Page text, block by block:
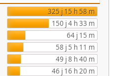
325 j 15 h 58 m
150 j 4 h 33 m
64 j 15 m
58 j 5 h 11 m
49 j 8 h 40 m
46 j 16 h 20 m